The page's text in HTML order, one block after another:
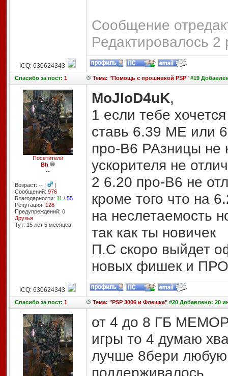
Сообщение
Редактировалось 2
ICQ: 630624343
Спасибоза пост: 1 Тема: "Помощь с прошивкой PSP"#19
Посетители
Bh
--
Возраст: -- |
|
Сообщений: 976
Благодарности: 11 / 55
Репутация: 128
Предупреждений: 0
Друзья
Тут: 15 лет 5 месяцев
MoJIoD4uK,
1 если тебе
ставь 6.39 МЕ или
про-В6 РАзницы не
ускорителя не
2 6.20 про-В6 не
кроме того что на
на неслетаемость
так как ты новичек
П.С скоро выйдет
новых фишек и
ICQ: 630624343
Спасибоза пост: 1 Тема: "PSP 3006 и Флешка"#20 Добавлено: 20
от 4 до 8 ГБ
игры то 4 думаю
лучше 8бери любую
поддерживалось